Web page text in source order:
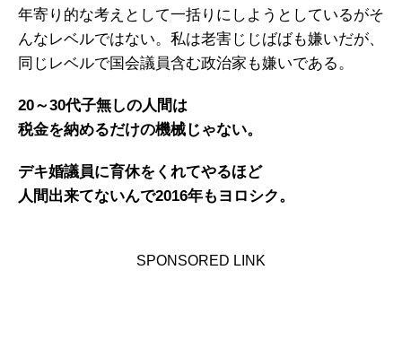
年寄り的な考えとして一括りにしようとしているがそ
んなレベルではない。私は老害じじばばも嫌いだが、
同じレベルで国会議員含む政治家も嫌いである。
20～30代子無しの人間は
税金を納めるだけの機械じゃない。
デキ婚議員に育休をくれてやるほど
人間出来てないんで2016年もヨロシク。
SPONSORED LINK